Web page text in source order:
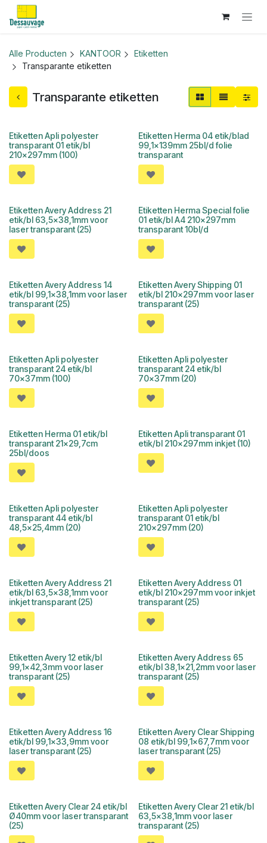
Overslaan naar inhoud
Alle Producten KANTOOR
Etiketten
Transparante etiketten
Transparante etiketten
Etiketten Apli polyester
transparant 01 etik/bl
210x297mm (100)
Etiketten Herma 04 etik/blad
99,1x139mm 25bl/d folie
transparant
Etiketten Avery Address 21
etik/bl 63,5x38,1mm voor
laser transparant (25)
Etiketten Herma Special folie
01 etik/bl A4 210x297mm
transparant 10bl/d
Etiketten Avery Address 14
etik/bl 99,1x38,1mm voor laser
transparant (25)
Etiketten Avery Shipping 01
etik/bl 210x297mm voor laser
transparant (25)
Etiketten Apli polyester
transparant 24 etik/bl
70x37mm (100)
Etiketten Apli polyester
transparant 24 etik/bl
70x37mm (20)
Etiketten Herma 01 etik/bl
transparant 21x29,7cm
25bl/doos
Etiketten Apli transparant 01
etik/bl 210x297mm inkjet (10)
Etiketten Apli polyester
transparant 44 etik/bl
48,5x25,4mm (20)
Etiketten Apli polyester
transparant 01 etik/bl
210x297mm (20)
Etiketten Avery Address 21
etik/bl 63,5x38,1mm voor
inkjet transparant (25)
Etiketten Avery Address 01
etik/bl 210x297mm voor inkjet
transparant (25)
Etiketten Avery 12 etik/bl
99,1x42,3mm voor laser
transparant (25)
Etiketten Avery Address 65
etik/bl 38,1x21,2mm voor laser
transparant (25)
Etiketten Avery Address 16
etik/bl 99,1x33,9mm voor
laser transparant (25)
Etiketten Avery Clear Shipping
08 etik/bl 99,1x67,7mm voor
laser transparant (25)
Etiketten Avery Clear 24 etik/bl
Ø40mm voor laser transparant
(25)
Etiketten Avery Clear 21 etik/bl
63,5x38,1mm voor laser
transparant (25)